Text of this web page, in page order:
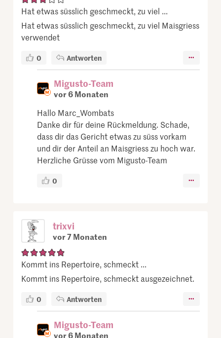
Hat etwas süsslich geschmeckt, zu viel ...
Hat etwas süsslich geschmeckt, zu viel Maisgriess
verwendet
0 Antworten
Migusto-Team
vor 6 Monaten
Hallo Marc_Wombats
Danke dir für deine Rückmeldung. Schade,
dass dir das Gericht etwas zu süss vorkam
und dir der Anteil an Maisgriess zu hoch war.
Herzliche Grüsse vom Migusto-Team
0
trixvi
vor 7 Monaten
Kommt ins Repertoire, schmeckt ...
Kommt ins Repertoire, schmeckt ausgezeichnet.
0 Antworten
Migusto-Team
vor 6 Monaten